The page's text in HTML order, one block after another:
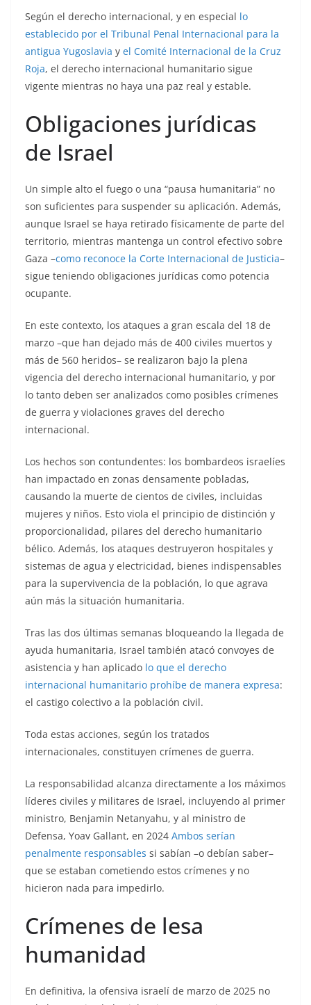
Según el derecho internacional, y en especial lo
establecido por el Tribunal Penal Internacional para la
antigua Yugoslavia y el Comité Internacional de la Cruz
Roja, el derecho internacional humanitario sigue
vigente mientras no haya una paz real y estable.
Obligaciones jurídicas
de Israel
Un simple alto el fuego o una “pausa humanitaria” no
son suficientes para suspender su aplicación. Además,
aunque Israel se haya retirado físicamente de parte del
territorio, mientras mantenga un control efectivo sobre
Gaza –como reconoce la Corte Internacional de Justicia–
sigue teniendo obligaciones jurídicas como potencia
ocupante.
En este contexto, los ataques a gran escala del 18 de
marzo –que han dejado más de 400 civiles muertos y
más de 560 heridos– se realizaron bajo la plena
vigencia del derecho internacional humanitario, y por
lo tanto deben ser analizados como posibles crímenes
de guerra y violaciones graves del derecho
internacional.
Los hechos son contundentes: los bombardeos israelíes
han impactado en zonas densamente pobladas,
causando la muerte de cientos de civiles, incluidas
mujeres y niños. Esto viola el principio de distinción y
proporcionalidad, pilares del derecho humanitario
bélico. Además, los ataques destruyeron hospitales y
sistemas de agua y electricidad, bienes indispensables
para la supervivencia de la población, lo que agrava
aún más la situación humanitaria.
Tras las dos últimas semanas bloqueando la llegada de
ayuda humanitaria, Israel también atacó convoyes de
asistencia y han aplicado lo que el derecho
internacional humanitario prohíbe de manera expresa:
el castigo colectivo a la población civil.
Toda estas acciones, según los tratados
internacionales, constituyen crímenes de guerra.
La responsabilidad alcanza directamente a los máximos
líderes civiles y militares de Israel, incluyendo al primer
ministro, Benjamin Netanyahu, y al ministro de
Defensa, Yoav Gallant, en 2024 Ambos serían
penalmente responsables si sabían –o debían saber–
que se estaban cometiendo estos crímenes y no
hicieron nada para impedirlo.
Crímenes de lesa
humanidad
En definitiva, la ofensiva israelí de marzo de 2025 no